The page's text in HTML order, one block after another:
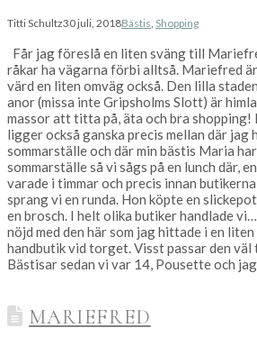
Titti Schultz30 juli, 2018Bästis Shopping
Får jag föreslå en liten sväng till
råkar ha vägarna förbi alltså. Mariefred
värd en liten omväg också. Den lilla
anor (missa inte Gripsholms Slott) är
massor att titta på, äta och bra
ligger också ganska precis mellan där jag
sommarställe och där min bästis Maria har
sommarställe så vi sågs på en lunch där,
varade i timmar och precis innan
sprang vi en runda. Hon köpte en
en brosch. I helt olika butiker handlade vi…
nöjd med den här som jag hittade i en liten
handbutik vid torget. Visst passar den
Bästisar sedan vi var 14, Pousette och
MARIEFRED